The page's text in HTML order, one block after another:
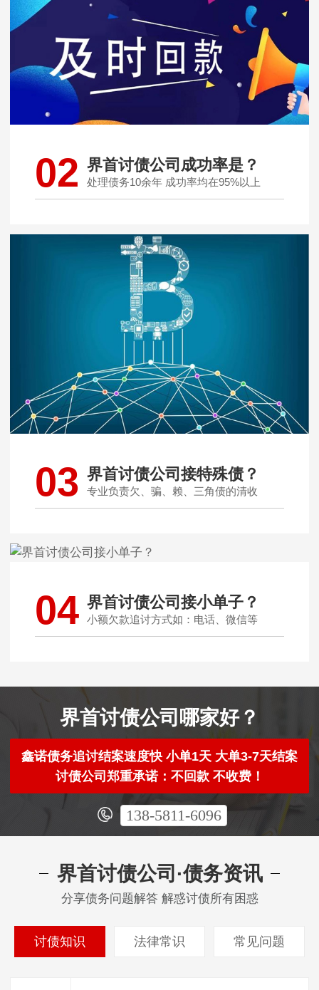
02 界首讨债公司成功率是？
处理债务10余年 成功率均在95%以上
03 界首讨债公司接特殊债？
专业负责欠、骗、赖、三角债的清收
04 界首讨债公司接小单子？
小额欠款追讨方式如：电话、微信等
界首讨债公司哪家好？
鑫诺债务追讨结案速度快 小单1天 大单3-7天结案
讨债公司郑重承诺：不回款 不收费！
138-5811-6096
界首讨债公司·债务资讯
分享债务问题解答 解惑讨债所有困惑
讨债知识 法律常识 常见问题